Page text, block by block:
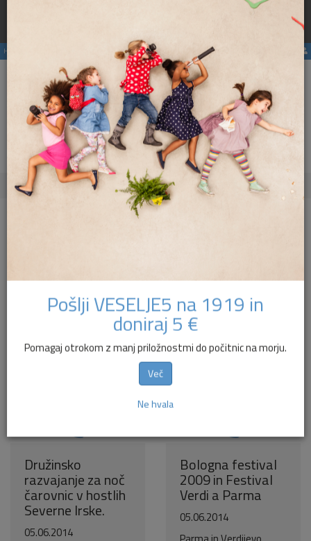
pri nas ter se izognite višji ceni zaradi
Hostli Aktivnosti
Meni
Revija Globetrotter 2009 Oktober 2009
Dodatna vsebina
Družinsko
razvajanje za noč
čarovnic v hostlih
Severne Irske.
05.06.2014
Bologna festival
2009 in Festival
Verdi a Parma
05.06.2014
Pošlji VESELJE5 na 1919 in
doniraj 5 €
Pomagaj otrokom z manj priložnostmi do počitnic na morju.